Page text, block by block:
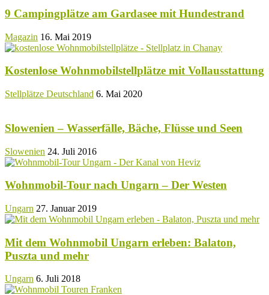
9 Campingplätze am Gardasee mit Hundestrand
Magazin 16. Mai 2019
Kostenlose Wohnmobilstellplätze mit Vollausstattung
Stellplätze Deutschland 6. Mai 2020
Slowenien – Wasserfälle, Bäche, Flüsse und Seen
Slowenien 24. Juli 2016
Wohnmobil-Tour nach Ungarn – Der Westen
Ungarn 27. Januar 2019
Mit dem Wohnmobil Ungarn erleben: Balaton,
Puszta und mehr
Ungarn 6. Juli 2018